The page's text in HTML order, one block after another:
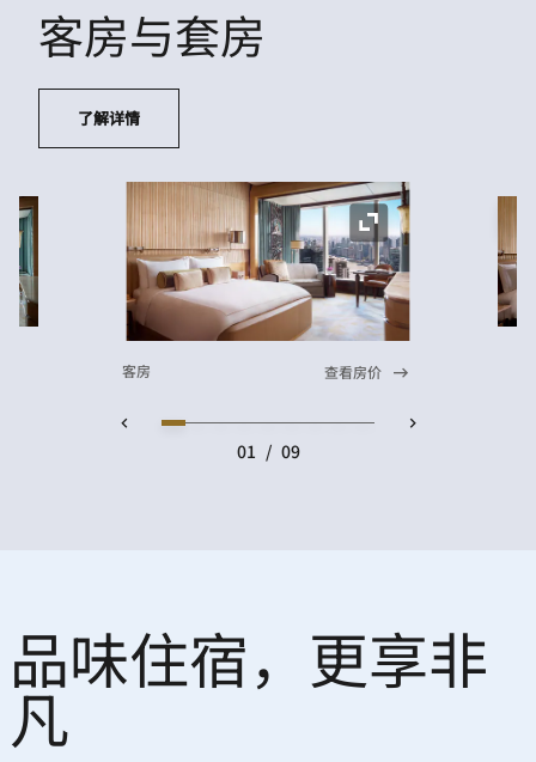
客房与套房
了解详情
展开图标
客房 查看房价
01 / 09
品味住宿，更享非
凡